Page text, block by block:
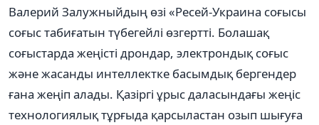
Валерий Залужныйдың өзі «Ресей-Украина соғысы
соғыс табиғатын түбегейлі өзгертті. Болашақ
соғыстарда жеңісті дрондар, электрондық соғыс
және жасанды интеллектке басымдық бергендер
ғана жеңіп алады. Қазіргі ұрыс даласындағы жеңіс
технологиялық тұрғыда қарсыластан озып шығуға